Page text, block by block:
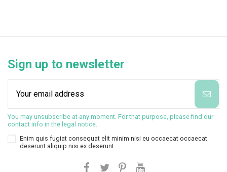
Sign up to newsletter
You may unsubscribe at any moment. For that purpose, please find our
contact info in the legal notice.
Enim quis fugiat consequat elit minim nisi eu occaecat occaecat
deserunt aliquip nisi ex deserunt.